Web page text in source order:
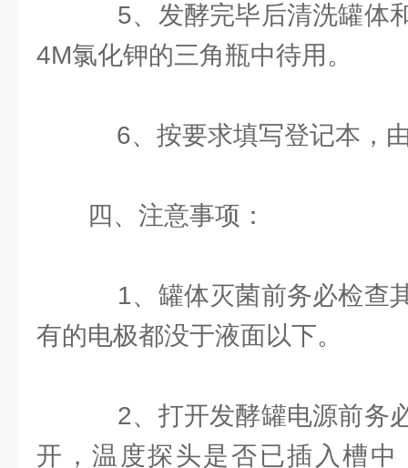
5、发酵完毕后清洗罐体
4M氯化钾的三角瓶中待用。
6、按要求填写登记本，
四、注意事项：
1、罐体灭菌前务必检查
有的电极都没于液面以下。
2、打开发酵罐电源前务
开，温度探头是否已插入槽